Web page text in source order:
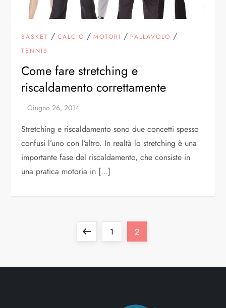
BASKET /CALCIO /MOTORI / PALLAVOLO /
TENNIS
Come fare stretching e
riscaldamento correttamente
Stretching e riscaldamento sono due concetti spesso
confusi l’uno con l’altro. In realtà lo stretching è una
importante fase del riscaldamento, che consiste in
una pratica motoria in […]
PaginaPagina
1 Pagina
2